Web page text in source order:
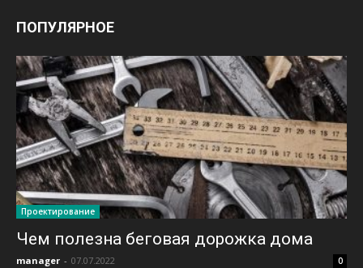
ПОПУЛЯРНОЕ
Проектирование
Чем полезна беговая дорожка дома
manager - 07.07.2022 0